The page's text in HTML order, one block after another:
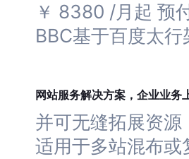
￥ 8380 /月起 预
BBC基于百度太行
网站服务解决方案，企业业务
并可无缝拓展资
适用于多站混布